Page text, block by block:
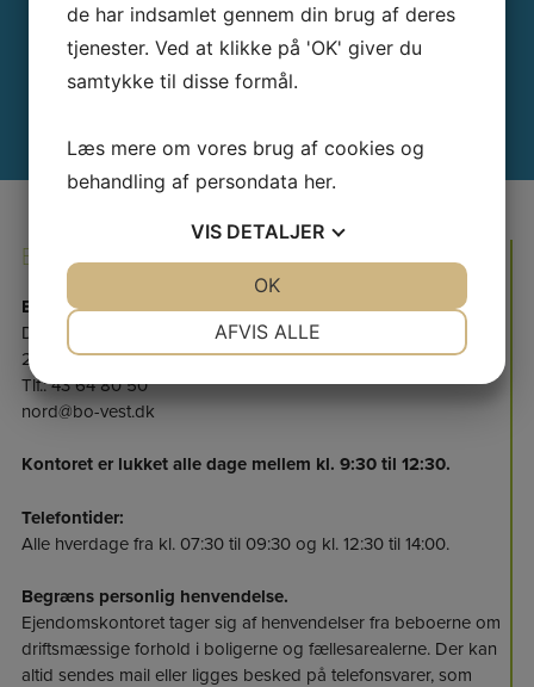
BRUG FOR AKUTHJÆLP UDEN
FOR ÅBNINGSTID?
EJENDOMSKONTORET
EJENDOMSKONTORET
Damgårdsvej 14B
2620 Albertslund
Tlf.: 43 64 80 50
nord@bo-vest.dk
Kontoret er lukket alle dage mellem kl. 9:30 til 12:30.
Telefontider:
Alle hverdage fra kl. 07:30 til 09:30 og kl. 12:30 til 14:00.
Begræns personlig henvendelse.
Ejendomskontoret tager sig af henvendelser fra beboerne om
driftsmæssige forhold i boligerne og fællesarealerne. Der kan
altid sendes mail eller ligges besked på telefonsvarer, som
de har indsamlet gennem din brug af deres
tjenester. Ved at klikke på 'OK' giver du
samtykke til disse formål.
Læs mere om vores brug af cookies og
behandling af persondata her.
VIS DETALJER
MARKETING
AFVIS ALLE
OK